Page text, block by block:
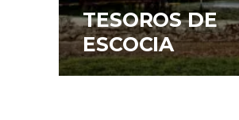
TESOROS DE
ESCOCIA